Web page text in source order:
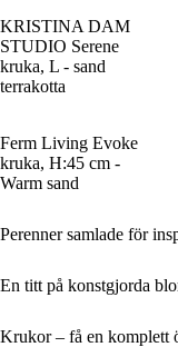
KRISTINA DAM
STUDIO Serene
kruka, L - sand
terrakotta
Ferm Living Evoke
kruka, H:45 cm -
Warm sand
Perenner samlade för
En titt på konstgjorda
Krukor – få en komplett